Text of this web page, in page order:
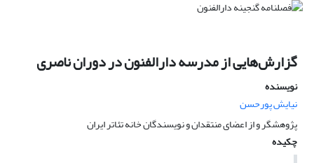
گزارش‌هایی از مدرسه دارالفنون در دوران ناصری
نویسنده
نیایش پورحسن
پژوهشگر و از اعضای منتقدان و نویسندگان خانه تئاتر ایران
چکیده